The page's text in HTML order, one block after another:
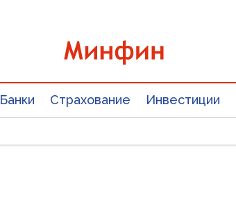
Банки Страхование Инвестиции